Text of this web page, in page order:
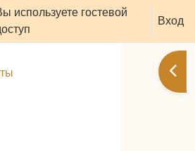
используете гостевой
Вход